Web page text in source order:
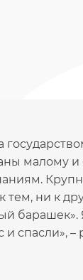
малому и
тем, ни к
барашек».
спасли», –